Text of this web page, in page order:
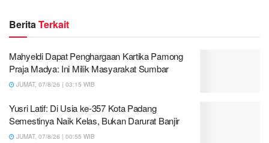
BeritaTerkait
Mahyeldi Dapat Penghargaan Kartika Pamong
Praja Madya: Ini Milik Masyarakat Sumbar
JUMAT, 07/8/26 | 03:15 WIB
Yusri Latif: Di Usia ke-357 Kota Padang
Semestinya Naik Kelas, Bukan Darurat Banjir
JUMAT, 07/8/26 | 00:55 WIB